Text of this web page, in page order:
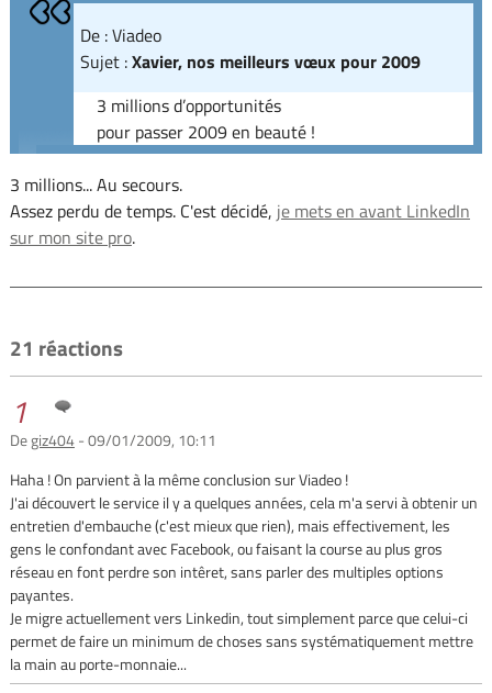
De : Viadeo
Sujet :Xavier, nos meilleurs vœux pour 2009
3 millions d’opportunités
pour passer 2009 en beauté !
3 millions... Au secours.
Assez perdu de temps. C'est décidé, je mets en avant LinkedIn
sur mon site pro.
21 réactions
1
Degiz404- 09/01/2009, 10:11
Haha ! On parvient à la même conclusion sur Viadeo !
J'ai découvert le service il y a quelques années, cela m'a servi à obtenir un
entretien d'embauche (c'est mieux que rien), mais effectivement, les
gens le confondant avec Facebook, ou faisant la course au plus gros
réseau en font perdre son intêret, sans parler des multiples options
payantes.
Je migre actuellement vers Linkedin, tout simplement parce que celui-ci
permet de faire un minimum de choses sans systématiquement mettre
la main au porte-monnaie...